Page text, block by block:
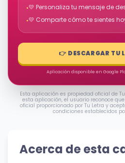
•💛 Personaliza tu mensaje de
•💛 Comparte cómo te sientes
👉 DESCARGAR TU
Aplicación disponible en Google
Esta aplicación es propiedad oficial de
esta aplicación, el usuario reconoce
oficial proporcionado por Tu Letra y
condiciones establecidos
Acerca de esta